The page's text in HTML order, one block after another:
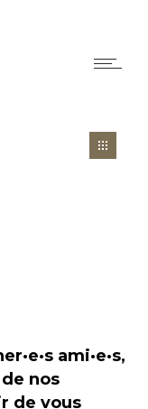
ami·e·s,
nos
de vous